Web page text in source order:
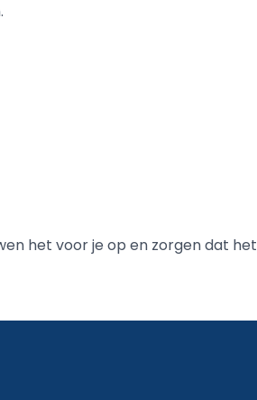
het voor je op en zorgen dat het